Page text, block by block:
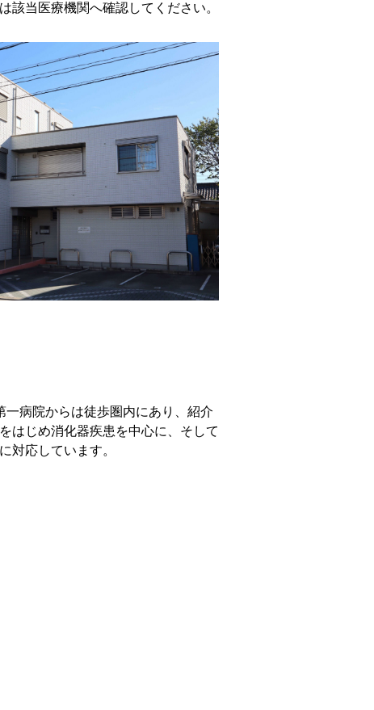
該当医療機関へ確認してください。
病院からは徒歩圏内にあり、紹介
はじめ消化器疾患を中心に、そして
対応しています。